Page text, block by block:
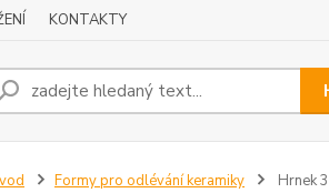
KONTAKTY
Formy pro odlévání keramiky Hrnek